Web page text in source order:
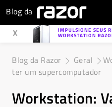
Blog da
X
IMPULSIONE SEUS
WORKSTATION
Blog da Razor Geral
ter um supercomputador
Workstation: